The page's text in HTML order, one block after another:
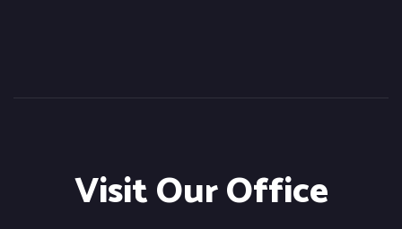
Visit Our Office